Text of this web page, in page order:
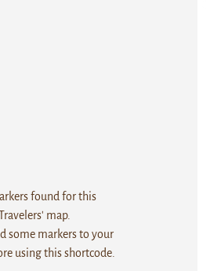
found for this
map.
some markers to your
using this shortcode.